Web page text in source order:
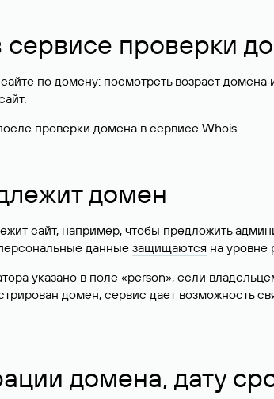
проверки
по домену: посмотреть возраст домена
проверки домена в сервисе Whois.
домен
сайт, например, чтобы предложить
данные защищаются на уровне
указано в поле «person», если
домен, сервис дает возможность
домена, дату